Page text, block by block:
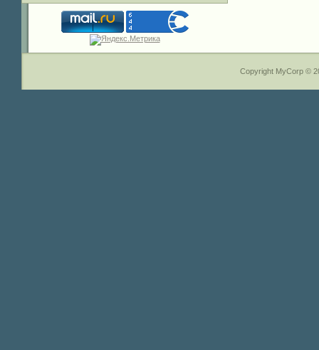
Copyright MyCorp ©